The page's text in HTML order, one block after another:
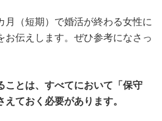
月（短期）で婚活が終わる女性に
お伝えします。ぜひ参考になさっ
ことは、すべてにおいて「保守
ておく必要があります。